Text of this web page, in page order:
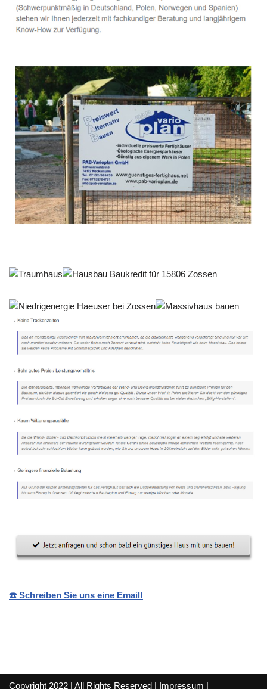
☎️ Schreiben Sie uns eine Email!
Copyright 2022 | All Rights Reserved | Impressum |